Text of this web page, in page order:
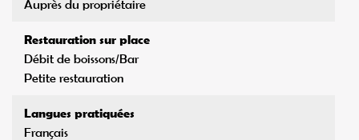
Auprès du propriétaire
Restauration sur place
Débit de boissons/Bar
Petite restauration
Langues pratiquées
Français